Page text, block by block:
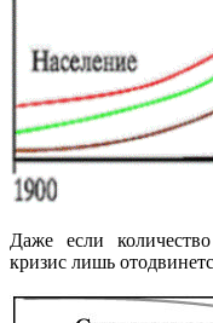
Даже если
кризис лишь